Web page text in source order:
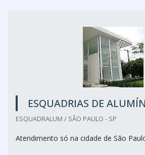
ESQUADRIAS DE
ESQUADRALUM / SÃO PAULO - SP
Atendimento só na cidade de São